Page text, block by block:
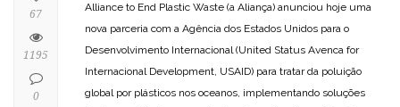
Alliance to End Plastic Waste (a Aliança) anunciou hoje uma
nova parceria com a Agência dos Estados Unidos para o
Desenvolvimento Internacional (United Status Avenca for
Internacional Development, USAID) para tratar da poluição
global por plásticos nos oceanos, implementando soluções
67
1195
0